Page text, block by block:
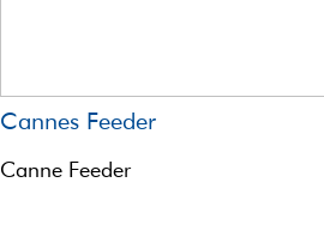
Cannes Feeder
Canne Feeder